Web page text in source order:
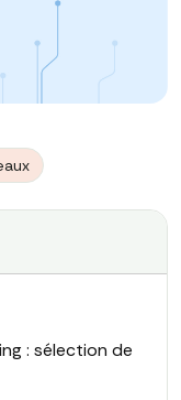
: sélection de